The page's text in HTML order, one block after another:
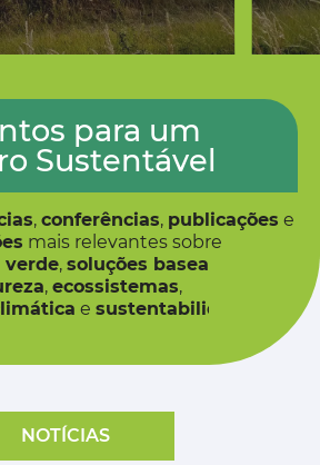
para um
Sustentável
, conferências, publicações e
mais relevantes sobre
verde, soluções baseadas na
, ecossistemas,
e sustentabilidade
NOTÍCIAS